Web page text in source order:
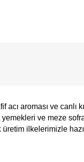
aroması ve canlı
ve meze
ilkelerimizle